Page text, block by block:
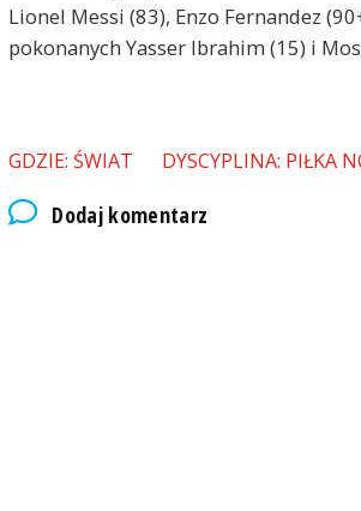
Lionel Messi (83), Enzo Fernandez
pokonanych Yasser Ibrahim (15) i
GDZIE: ŚWIAT DYSCYPLINA: PIŁKA
Dodaj komentarz